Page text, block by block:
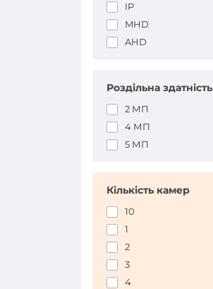
IP
MHD
AHD
Роздільна здатність
2 МП
4 МП
5 МП
Кількість камер
10
1
2
3
4